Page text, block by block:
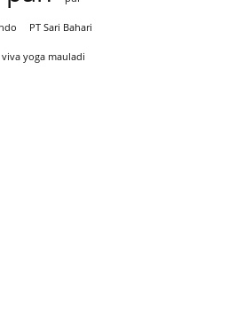
PT Sari Bahari
viva yoga mauladi